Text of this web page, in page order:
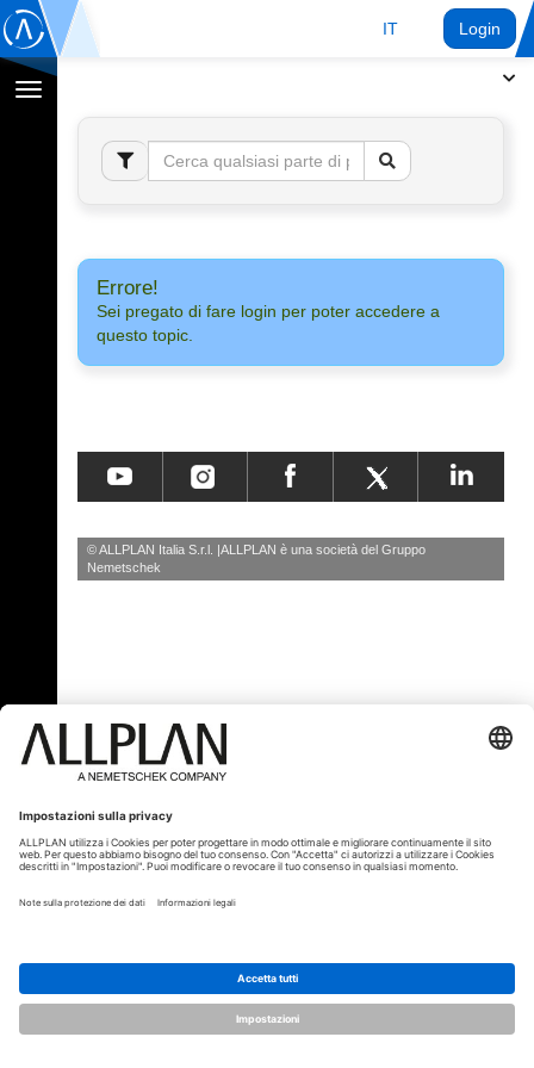
IT Login
Toggle
navigation
Errore!
Sei pregato di fare login per poter accedere a
questo topic.
© ALLPLAN Italia S.r.l. ALLPLAN è una società del Gruppo
Nemetschek